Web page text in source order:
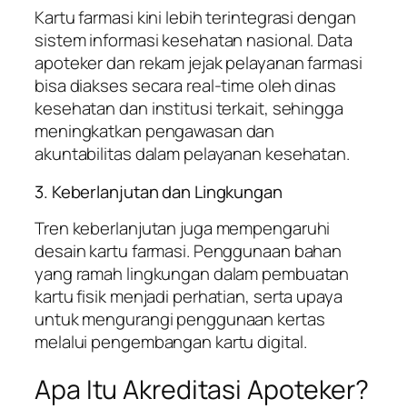
Kartu farmasi kini lebih terintegrasi dengan
sistem informasi kesehatan nasional. Data
apoteker dan rekam jejak pelayanan farmasi
bisa diakses secara real-time oleh dinas
kesehatan dan institusi terkait, sehingga
meningkatkan pengawasan dan
akuntabilitas dalam pelayanan kesehatan.
3. Keberlanjutan dan Lingkungan
Tren keberlanjutan juga mempengaruhi
desain kartu farmasi. Penggunaan bahan
yang ramah lingkungan dalam pembuatan
kartu fisik menjadi perhatian, serta upaya
untuk mengurangi penggunaan kertas
melalui pengembangan kartu digital.
Apa Itu Akreditasi Apoteker?